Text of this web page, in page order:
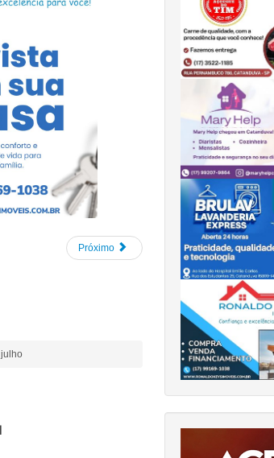
Próximo